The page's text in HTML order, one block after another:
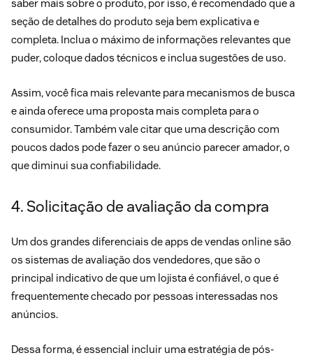
saber mais sobre o produto, por isso, é recomendado que a
seção de detalhes do produto seja bem explicativa e
completa. Inclua o máximo de informações relevantes que
puder, coloque dados técnicos e inclua sugestões de uso.
Assim, você fica mais relevante para mecanismos de busca
e ainda oferece uma proposta mais completa para o
consumidor. Também vale citar que uma descrição com
poucos dados pode fazer o seu anúncio parecer amador, o
que diminui sua confiabilidade.
4. Solicitação de avaliação da compra
Um dos grandes diferenciais de apps de vendas online são
os sistemas de avaliação dos vendedores, que são o
principal indicativo de que um lojista é confiável, o que é
frequentemente checado por pessoas interessadas nos
anúncios.
Dessa forma, é essencial incluir uma estratégia de pós-